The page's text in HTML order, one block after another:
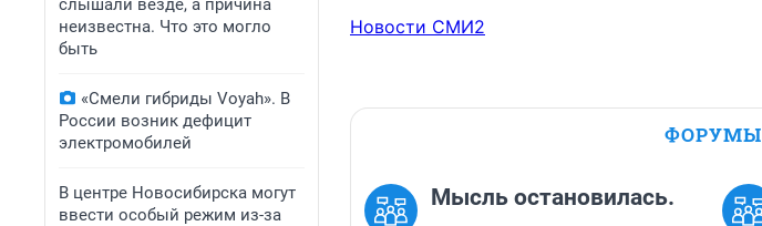
слышали везде, а причина
неизвестна. Что это могло
быть
«Смели гибриды Voyah». В
России возник дефицит
электромобилей
В центре Новосибирска могут
ввести особый режим из-за
Новости СМИ2
ФОРУМЫ
Мысль остановилась.